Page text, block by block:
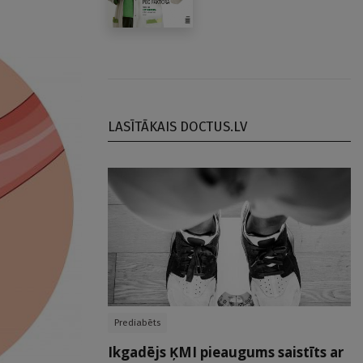
LASĪTĀKAIS DOCTUS.LV
Prediabēts
Ikgadējs ĶMI pieaugums saistīts ar